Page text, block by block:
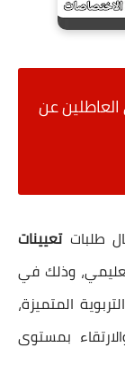
في مدارس 2026 الى العاطلين عن
طلباتتعيينات
وذلك في
المتميزة،
بمستوى